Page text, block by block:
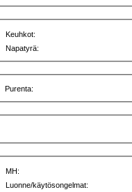
Keuhkot:
Napatyrä:
Purenta:
MH:
Luonne/käytösongelmat: